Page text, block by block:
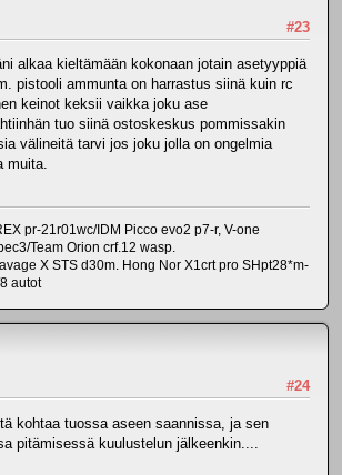
#23
alkaa kieltämään kokonaan jotain asetyyppiä
pistooli ammunta on harrastus siinä kuin rc
keinot keksii vaikka joku ase
tuo siinä ostoskeskus pommissakin
välineitä tarvi jos joku jolla on ongelmia
muita.
pr-21r01wc/IDM Picco evo2 p7-r, V-one
Team Orion crf.12 wasp.
X STS d30m. Hong Nor X1crt pro SHpt28*m-
autot
#24
kohtaa tuossa aseen saannissa, ja sen
pitämisessä kuulustelun jälkeenkin....